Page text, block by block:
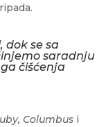
dok se sa
saradnju
čišćenja
Columbus i